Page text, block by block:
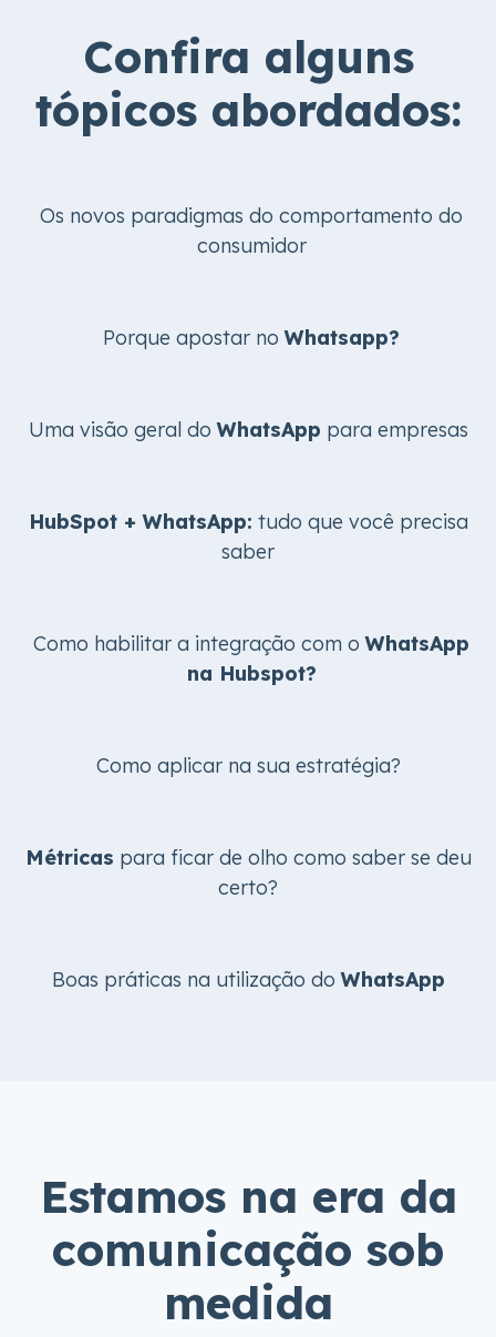
Confira alguns
tópicos abordados:
Os novos paradigmas do comportamento do
consumidor
Porque apostar noWhatsapp?
Uma visão geral doWhatsApp para empresas
HubSpot + WhatsApp: tudo que você precisa
saber
Como habilitar a integração com oWhatsApp
na Hubspot?
Como aplicar na sua estratégia?
Métricas para ficar de olho como saber se deu
certo?
Boas práticas na utilização doWhatsApp
Estamos na era da
comunicação sob
medida